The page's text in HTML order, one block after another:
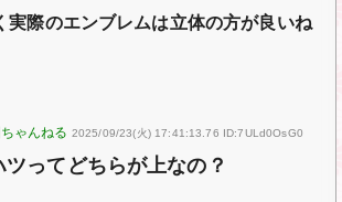
実際のエンブレムは立体の方が良いね
2025/09/23(火) 17:41:13.76 ID:7ULd0OsG0
ってどちらが上なの？